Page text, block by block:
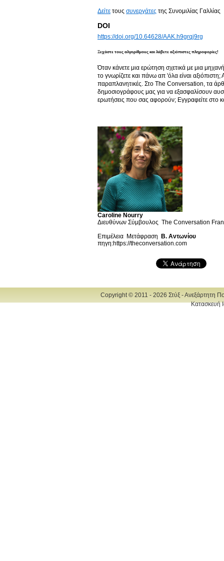
Δείτε τους συνεργάτες της Συνομιλίας Γαλλίας
DOI
https://doi.org/10.64628/AAK.h9grqj9rg
Ξεχάστε τους αλγορίθμους και λάβετε αξιόπιστες πληροφορίες!
Όταν κάνετε μια ερώτηση σχετικά με μια
το γνωρίζετε και πάνω απ 'όλα είναι
παραπλανητικές. Στο The Conversation, τα
δημοσιογράφους μας για να εξασφαλίσουν
ερωτήσεις που σας αφορούν; Εγγραφείτε στο
Caroline Nourry
Διευθύνων Σύμβουλος The Conversation
Επιμέλεια Μετάφραση
Β. Αντωνίου
πηγη:https://theconversation.com
Copyright © 2011 - 2026 Στύξ - Ανεξάρτητη
Κατασκευή